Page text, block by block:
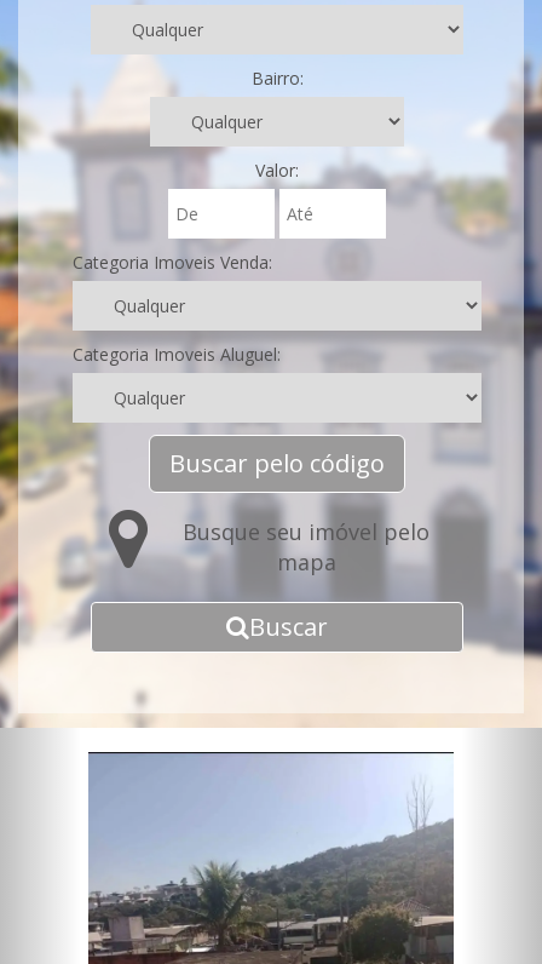
Bairro:
Valor:
Categoria Imoveis Venda:
Categoria Imoveis Aluguel:
Buscar pelo código
Busque seu imóvel pelo
mapa
Buscar
Previous